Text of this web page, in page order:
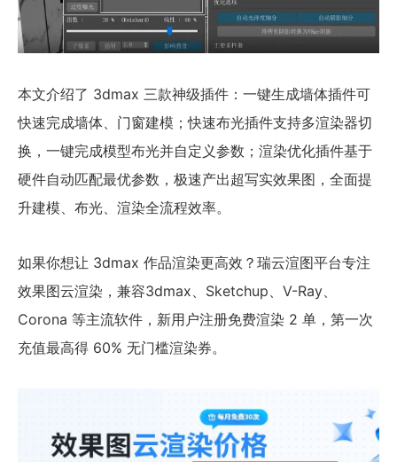
本文介绍了 3dmax 三款神级插件：一键生成墙体插件可
快速完成墙体、门窗建模；快速布光插件支持多渲染器切
换，一键完成模型布光并自定义参数；渲染优化插件基于
硬件自动匹配最优参数，极速产出超写实效果图，全面提
升建模、布光、渲染全流程效率。
如果你想让 3dmax 作品渲染更高效？瑞云渲图平台专注
效果图云渲染，兼容3dmax、Sketchup、V-Ray、
Corona 等主流软件，新用户注册免费渲染 2 单，第一次
充值最高得 60% 无门槛渲染券。